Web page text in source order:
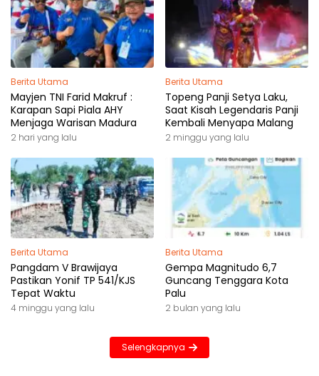
Berita Utama
Mayjen TNI Farid Makruf :
Karapan Sapi Piala AHY
Menjaga Warisan Madura
2 hari yang lalu
Berita Utama
Topeng Panji Setya Laku,
Saat Kisah Legendaris Panji
Kembali Menyapa Malang
2 minggu yang lalu
Berita Utama
Pangdam V Brawijaya
Pastikan Yonif TP 541/KJS
Tepat Waktu
4 minggu yang lalu
Berita Utama
Gempa Magnitudo 6,7
Guncang Tenggara Kota
Palu
2 bulan yang lalu
Selengkapnya